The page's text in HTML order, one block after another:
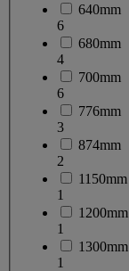
640mm
6
680mm
4
700mm
6
776mm
3
874mm
2
1150mm
1
1200mm
1
1300mm
1